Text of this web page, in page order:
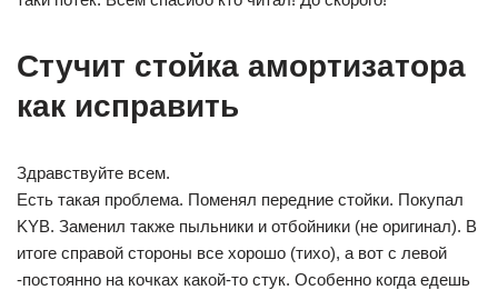
Стучит стойка амортизатора
как исправить
Здравствуйте всем.
Есть такая проблема. Поменял передние стойки. Покупал
KYB. Заменил также пыльники и отбойники (не оригинал). В
итоге справой стороны все хорошо (тихо), а вот с левой
-постоянно на кочках какой-то стук. Особенно когда едешь